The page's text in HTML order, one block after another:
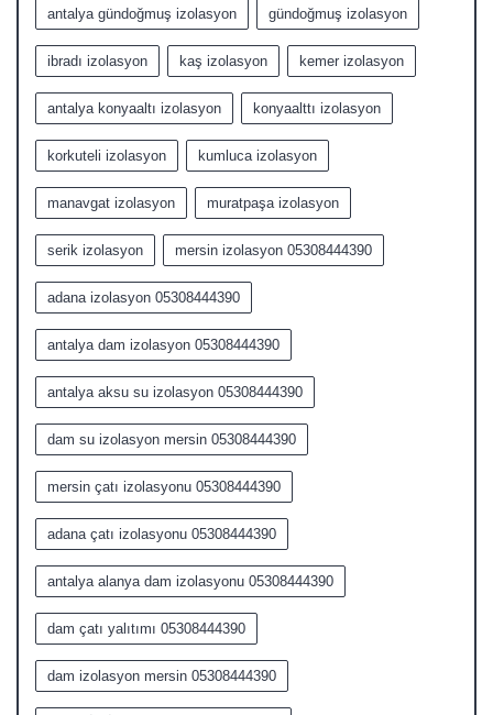
antalya gündoğmuş izolasyon gündoğmuş izolasyon
ibradı izolasyon kaş izolasyon kemer izolasyon
antalya konyaaltı izolasyon konyaalttı izolasyon
korkuteli izolasyon kumluca izolasyon
manavgat izolasyon muratpaşa izolasyon
serik izolasyon mersin izolasyon 05308444390
adana izolasyon 05308444390
antalya dam izolasyon 05308444390
antalya aksu su izolasyon 05308444390
dam su izolasyon mersin 05308444390
mersin çatı izolasyonu 05308444390
adana çatı izolasyonu 05308444390
antalya alanya dam izolasyonu 05308444390
dam çatı yalıtımı 05308444390
dam izolasyon mersin 05308444390